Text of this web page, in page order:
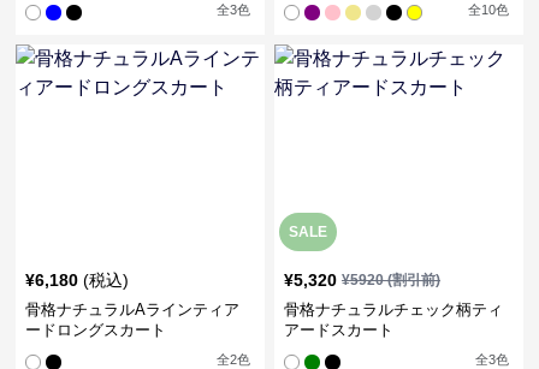
全3色 全10色
¥6,180 (税込)
骨格ナチュラルAラインティア
ードロングスカート
全2色
SALE
¥5,320 ¥5920(割引前)
骨格ナチュラルチェック柄ティ
アードスカート
全3色